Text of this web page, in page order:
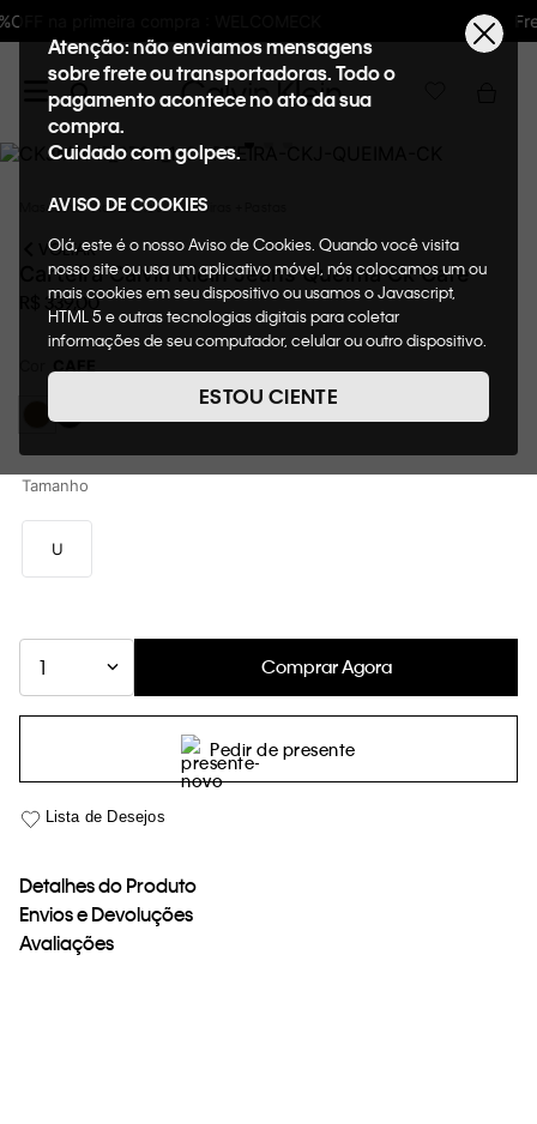
Frete GRÁTIS nas compras acima de R$600
Atenção: não enviamos mensagens
sobre frete ou transportadoras. Todo o
pagamento acontece no ato da sua
compra.
Cuidado com golpes.
AVISO DE COOKIES
Olá, este é o nosso Aviso de Cookies. Quando você visita
nosso site ou usa um aplicativo móvel, nós colocamos um ou
mais cookies em seu dispositivo ou usamos o Javascript,
HTML 5 e outras tecnologias digitais para coletar
informações de seu computador, celular ou outro dispositivo.
de cookies, informaremos quais cookies usaremos e quais
suas funções. A forma como processamos os dados
nosso Aviso de Privacidade. Quando você visita nosso site,
consideraremos isso como sua solicitação específica para
loja virtual. Para maiores informações sobre o nosso aviso de
Cookies acesse o link.
ESTOU CIENTE
Masculino Acessórios Carteiras + Pastas
VOLTAR
Carteira Calvin Klein Jeans Queima Ck Cafe
339,00
Tamanho
U
1 Comprar Agora
Pedir de presente
Detalhes do Produto
Envios e Devoluções
Avaliações